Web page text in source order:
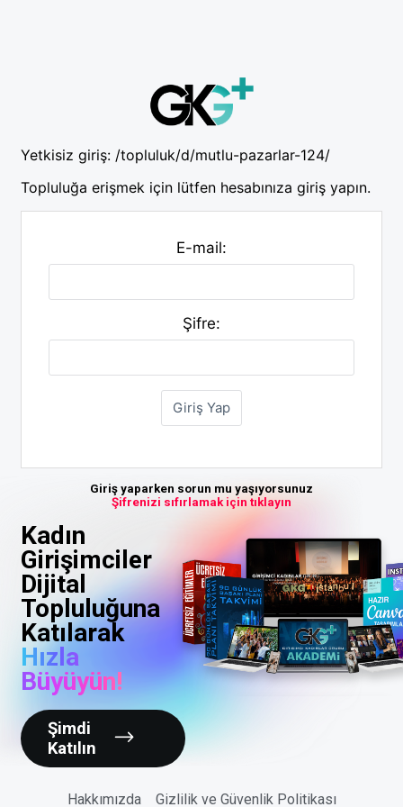
Yetkisiz giriş: /topluluk/d/mutlu-pazarlar-124/
Topluluğa erişmek için lütfen hesabınıza giriş yapın.
E-mail:
Şifre:
Giriş yaparken sorun mu yaşıyorsunuz
Şifrenizi sıfırlamak için tıklayın
Kadın
Girişimciler
Dijital
Topluluğuna
Katılarak
Hızla
Büyüyün!
Şimdi
Katılın
Hakkımızda Gizlilik ve Güvenlik Politikası